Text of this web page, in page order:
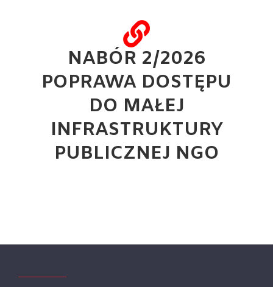
NABÓR 2/2026
POPRAWA DOSTĘPU
DO MAŁEJ
INFRASTRUKTURY
PUBLICZNEJ NGO